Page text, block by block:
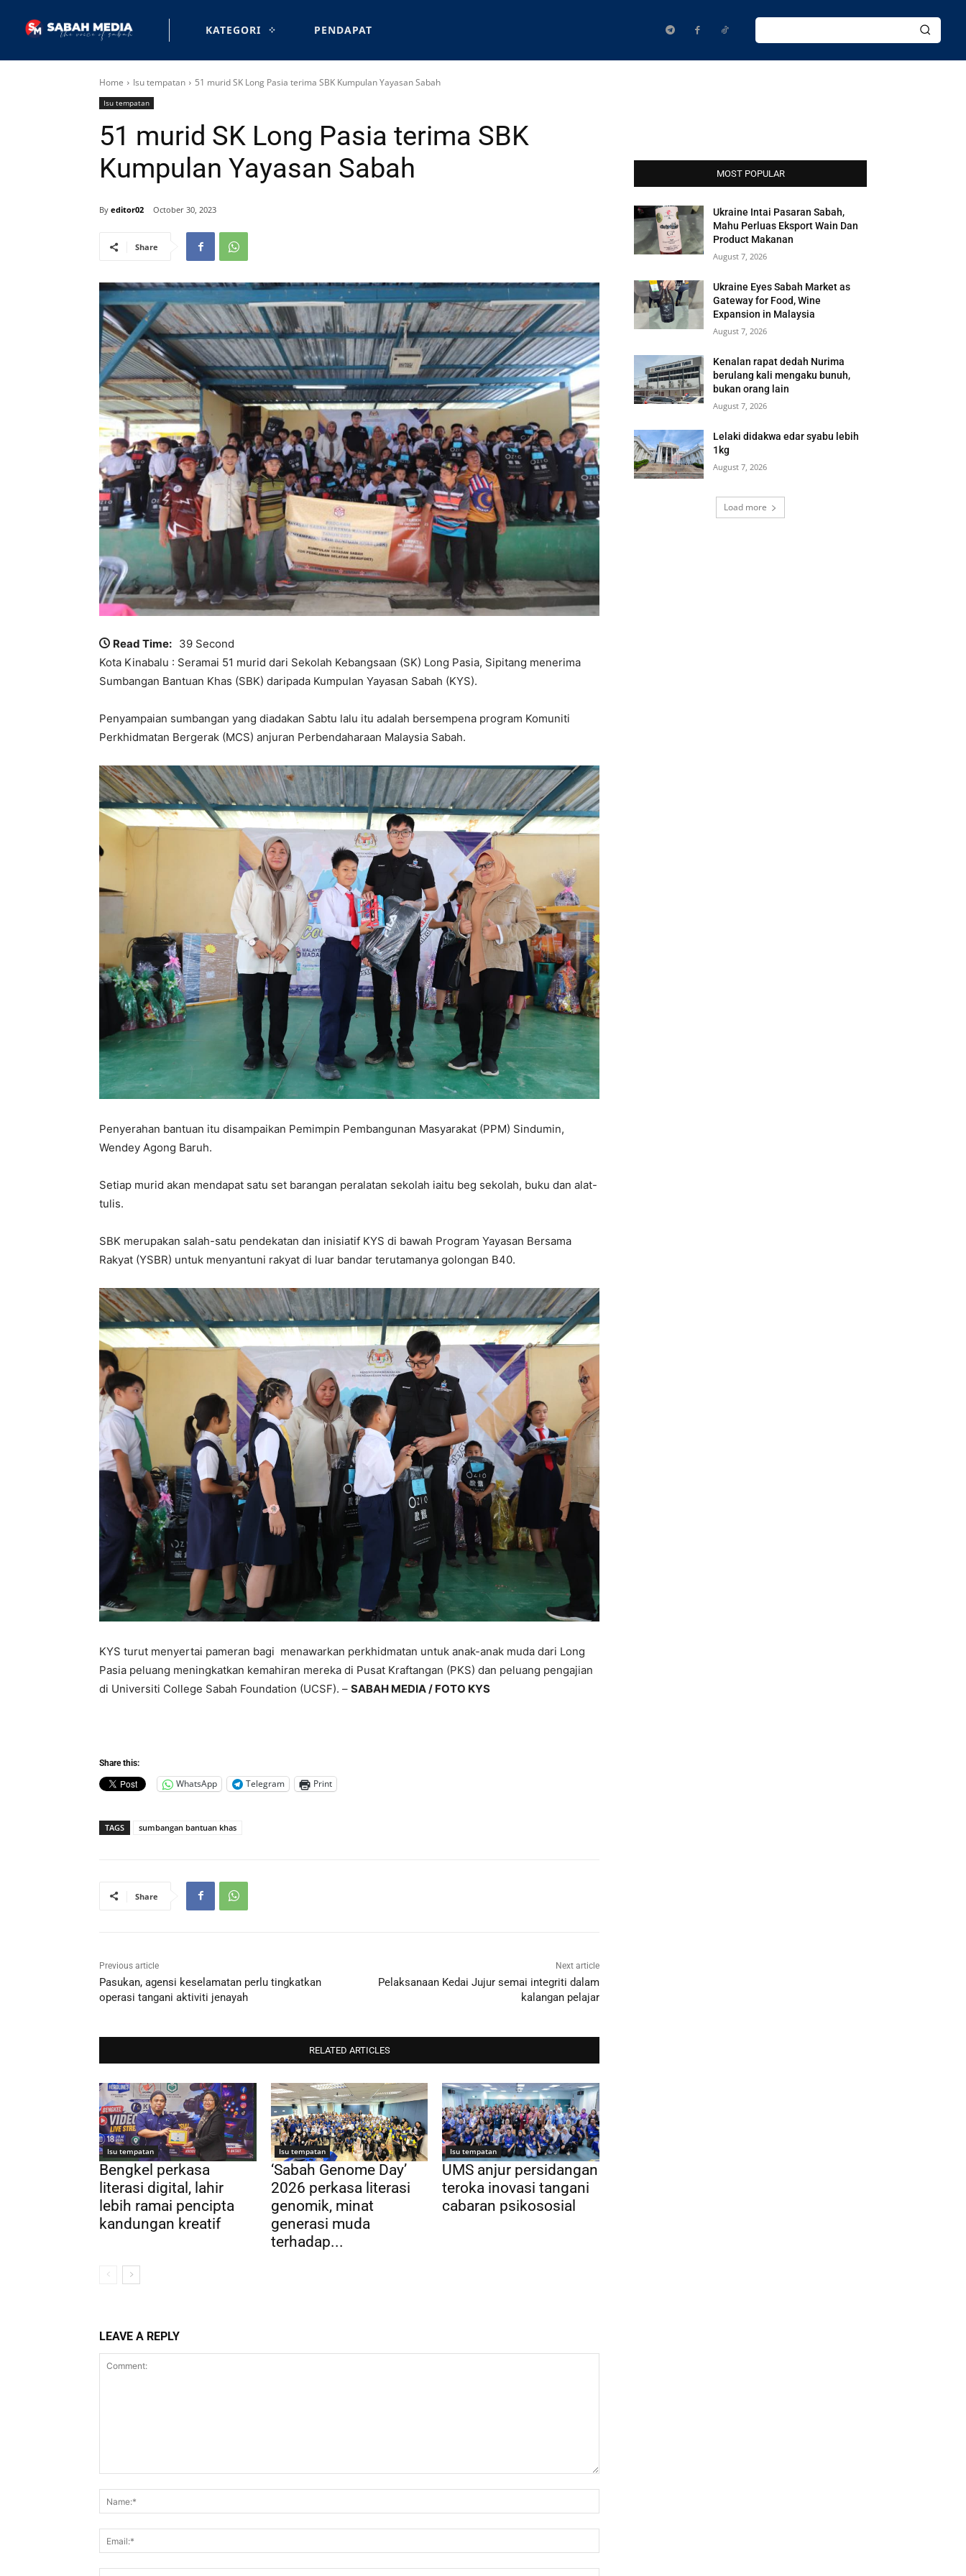
KATEGORI PENDAPAT
Home Isu tempatan 51 murid SK Long Pasia terima SBK Kumpulan Yayasan Sabah
Isu tempatan
51 murid SK Long Pasia terima SBK
Kumpulan Yayasan Sabah
By editor02 October 30, 2023
Share
Read Time: 39 Second
Kota Kinabalu : Seramai 51 murid dari Sekolah Kebangsaan (SK) Long Pasia, Sipitang menerima
Sumbangan Bantuan Khas (SBK) daripada Kumpulan Yayasan Sabah (KYS).
Penyampaian sumbangan yang diadakan Sabtu lalu itu adalah bersempena program Komuniti
Perkhidmatan Bergerak (MCS) anjuran Perbendaharaan Malaysia Sabah.
Penyerahan bantuan itu disampaikan Pemimpin Pembangunan Masyarakat (PPM) Sindumin,
Wendey Agong Baruh.
Setiap murid akan mendapat satu set barangan peralatan sekolah iaitu beg sekolah, buku dan alat-
tulis.
SBK merupakan salah-satu pendekatan dan inisiatif KYS di bawah Program Yayasan Bersama
Rakyat (YSBR) untuk menyantuni rakyat di luar bandar terutamanya golongan B40.
KYS turut menyertai pameran bagi menawarkan perkhidmatan untuk anak-anak muda dari Long
Pasia peluang meningkatkan kemahiran mereka di Pusat Kraftangan (PKS) dan peluang pengajian
di Universiti College Sabah Foundation (UCSF). – SABAH MEDIA / FOTO KYS
Share this:
WhatsApp Telegram Print
TAGS sumbangan bantuan khas
Share
Previous article
Pasukan, agensi keselamatan perlu tingkatkan
operasi tangani aktiviti jenayah
Next article
Pelaksanaan Kedai Jujur semai integriti dalam
kalangan pelajar
RELATED ARTICLES
Isu tempatan
Bengkel perkasa
literasi digital, lahir
lebih ramai pencipta
kandungan kreatif
Isu tempatan
‘Sabah Genome Day’
2026 perkasa literasi
genomik, minat
generasi muda
terhadap...
Isu tempatan
UMS anjur persidangan
teroka inovasi tangani
cabaran psikososial
LEAVE A REPLY
MOST POPULAR
Ukraine Intai Pasaran Sabah,
Mahu Perluas Eksport Wain Dan
Product Makanan
August 7, 2026
Ukraine Eyes Sabah Market as
Gateway for Food, Wine
Expansion in Malaysia
August 7, 2026
Kenalan rapat dedah Nurima
berulang kali mengaku bunuh,
bukan orang lain
August 7, 2026
Lelaki didakwa edar syabu lebih
1kg
August 7, 2026
Load more